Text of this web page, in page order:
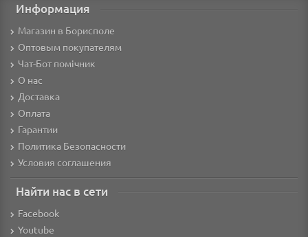
Информация
Магазин в Борисполе
Оптовым покупателям
Чат-Бот помічник
О нас
Доставка
Оплата
Гарантии
Политика Безопасности
Условия соглашения
Найти нас в сети
Facebook
Youtube